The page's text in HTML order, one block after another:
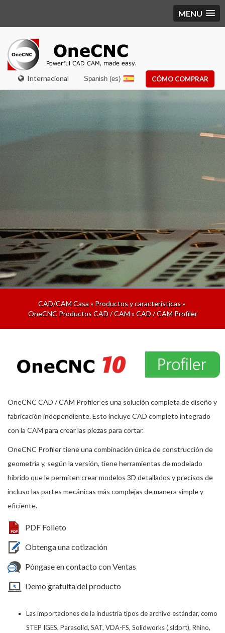
MENU
Internacional CÓMO COMPRAR
Spanish (es)
CAD/CAM Casa» Productos y características»
OneCNC Productos CAD / CAM»CAD / CAM Profiler
OneCNC CAD / CAM Profiler es una solución completa de diseño y
fabricación independiente. Esto incluye CAD completo integrado
con la CAM para crear las piezas para cortar.
OneCNC Profiler tiene una combinación única de construcción de
geometría y, según la versión, tiene herramientas de modelado
híbrido que le permiten crear modelos 3D detallados y precisos de
incluso las partes mecánicas más complejas de manera simple y
eficiente.
PDF Folleto
Obtenga una cotización
Póngase en contacto con Ventas
Demo gratuita del producto
Las importaciones de la industria tipos de archivo estándar, como
STEP IGES, Parasolid, SAT, VDA-FS, Solidworks (.sldprt), Rhino,